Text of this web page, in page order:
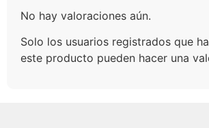
No hay valoraciones aún.
Solo los usuarios registrados que
este producto pueden hacer una